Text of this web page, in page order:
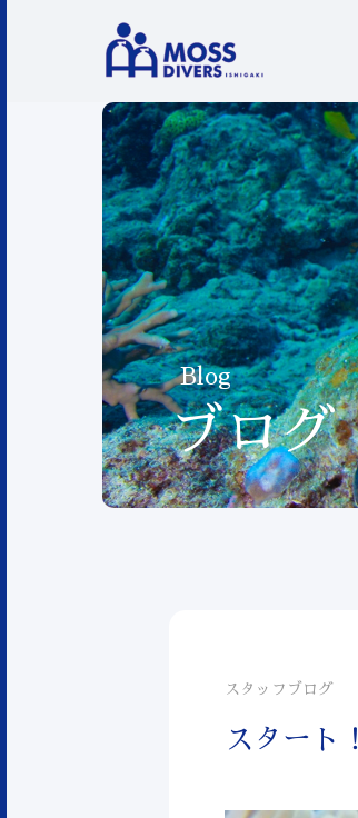
Blog
ブログ
スタッフブログ
スタート！